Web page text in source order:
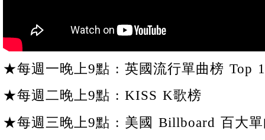
★每週一晚上9點 : 英國流行單曲榜 Top
★每週二晚上9點 : KISS K歌榜
★每週三晚上9點 : 美國 Billboard 百大